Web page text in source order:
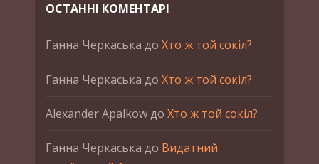
ОСТАННІ КОМЕНТАРІ
Ганна Черкаська до Хто ж той сокіл?
Ганна Черкаська до Хто ж той сокіл?
Alexander Apalkowдо Хто ж той сокіл?
Ганна Черкаська до Видатний